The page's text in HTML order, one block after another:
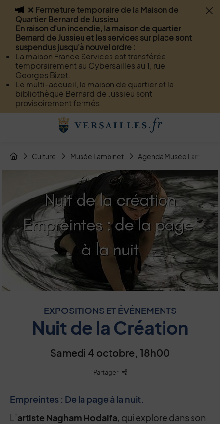
Flash info
❌ Fermeture temporaire de la Maison de
Quartier Bernard de Jussieu
En raison d'un incendie, la maison de quartier
Bernard de Jussieu et les services sur place sont
suspendus jusqu'à nouvel ordre :
La maison France Services est transférée
temporairement au Cybersailles au 1, rue
Georges Bizet.
Le multi-accueil, la maison de quartier et la
bibliothèque Bernard de Jussieu sont
provisoirement fermés.
Menu de raccourcis
Menu
Recherche
Page de contact
Contenu
Retour à l'accueil
Fil d'Arianne de la page
Page d'accueil du site
Culture Musée Lambinet Agenda Musée Lambinet
Image d'illustration de Nuit de la Création
EXPOSITIONS ET ÉVÉNEMENTS
Nuit de la Création
Samedi 4 octobre, 18h00
Partager Liste des liens de partage
Empreintes : De la page à la nuit.
L’artiste Nagham Hodaifa, qui explore dans son